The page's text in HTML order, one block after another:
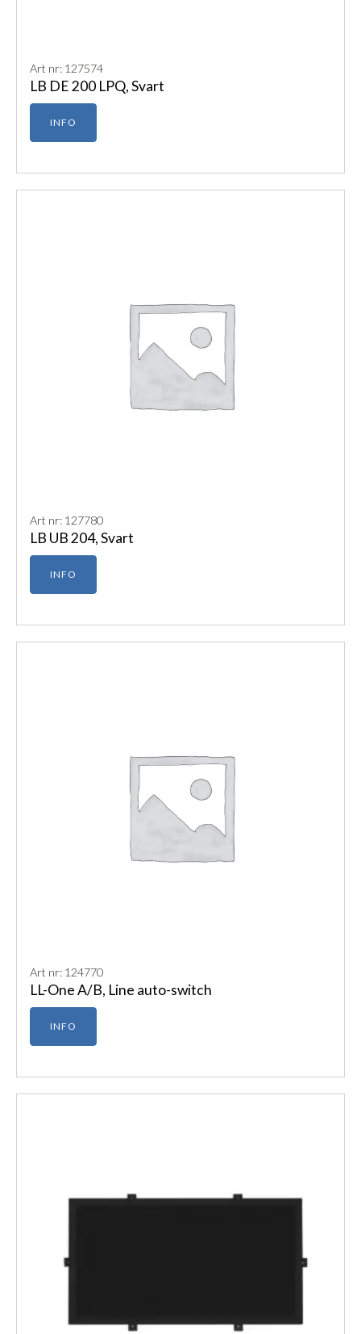
Art nr: 127574
LB DE 200 LPQ, Svart
INFO
Art nr: 127780
LB UB 204, Svart
INFO
Art nr: 124770
LL-One A/B, Line auto-switch
INFO